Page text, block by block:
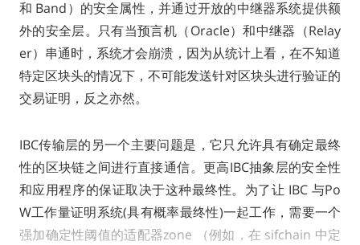
和 Band）的安全属性，并通过开放的中继器系统提供额
外的安全层。只有当预言机（Oracle）和中继器（Relay
er）串通时，系统才会崩溃，因为从统计上看，在不知道
特定区块头的情况下，不可能发送针对区块头进行验证的
交易证明，反之亦然。
IBC传输层的另一个主要问题是，它只允许具有确定最终
性的区块链之间进行直接通信。更高IBC抽象层的安全性
和应用程序的保证取决于这种最终性。为了让 IBC 与Po
W工作量证明系统(具有概率最终性)一起工作，需要一个
强加确定性阈值的适配器zone （例如，在 sifchain 中定